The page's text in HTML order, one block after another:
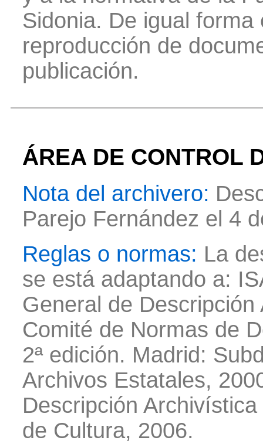
Sidonia. De igual
reproducción de
publicación.
ÁREA DE CONTROL
Nota del archivero:
Parejo Fernández el 4
Reglas o normas: La
se está adaptando a:
General de
Comité de Normas de
2ª edición. Madrid:
Archivos Estatales,
Descripción
de Cultura, 2006.